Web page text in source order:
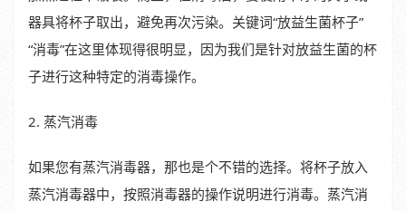
器具将杯子取出，避免再次污染。关键词“放益生菌杯子”
“消毒”在这里体现得很明显，因为我们是针对放益生菌的杯
子进行这种特定的消毒操作。
2. 蒸汽消毒
如果您有蒸汽消毒器，那也是个不错的选择。将杯子放入
蒸汽消毒器中，按照消毒器的操作说明进行消毒。蒸汽消